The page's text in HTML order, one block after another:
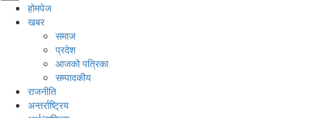
होमपेज
खबर
समाज
प्रदेश
आजको पत्रिका
सम्पादकीय
राजनीति
अन्तर्राष्ट्रिय